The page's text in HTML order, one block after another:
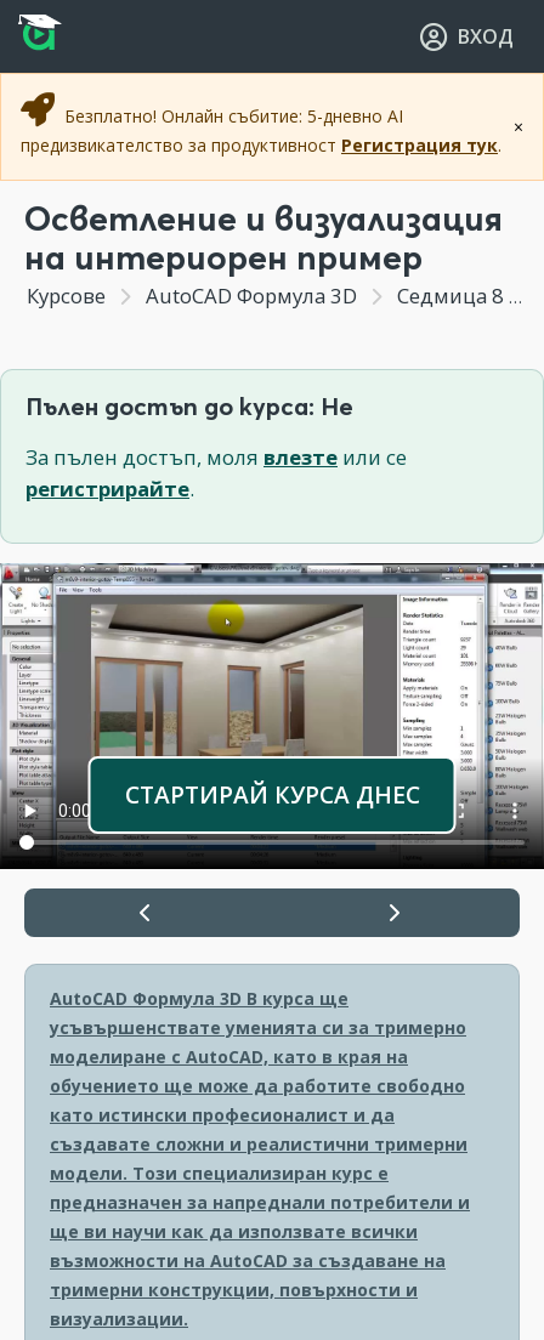
Прескочи към основното съдържание
Прескочи към навигацията
ВХОД
×
Безплатно! Онлайн събитие: 5-дневно AI
предизвикателство за продуктивност Регистрация тук.
Осветление и визуализация
на интериорен пример
Курсове AutoCAD Формула 3D Седмица 8 - Създаване на визуализации с AutoCAD
Пълен достъп до курса: Не
За пълен достъп, моля влезте или се
регистрирайте.
СТАРТИРАЙ КУРСА ДНЕС
AutoCAD Формула 3D В курса ще
усъвършенствате уменията си за тримерно
моделиране с AutoCAD, като в края на
обучението ще може да работите свободно
като истински професионалист и да
създавате сложни и реалистични тримерни
модели. Този специализиран курс е
предназначен за напреднали потребители и
ще ви научи как да използвате всички
възможности на AutoCAD за създаване на
тримерни конструкции, повърхности и
визуализации.